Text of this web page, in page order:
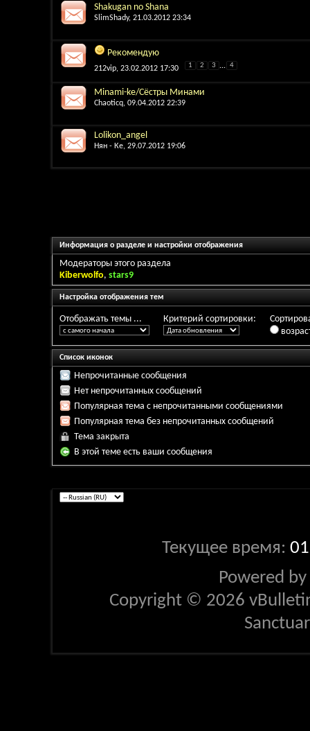
Shakugan no Shana
SlimShady, 21.03.2012 23:34
Рекомендую
212vip, 23.02.2012 17:30 1 2 3 ... 4
Minami-ke/Сёстры Минами
Chaoticq, 09.04.2012 22:39
Lolikon_angel
Нян - Ке, 29.07.2012 19:06
Информация о разделе и настройки отображения
Модераторы этого раздела
Kiberwolfo, stars9
Настройка отображения тем
Отображать темы ... Критерий сортировки:
Список иконок
Непрочитанные сообщения
Нет непрочитанных сообщений
Популярная тема с непрочитанными сообщениями
Популярная тема без непрочитанных сообщений
Тема закрыта
В этой теме есть ваши сообщения
Текущее время:
Powered by
Copyright © 2026